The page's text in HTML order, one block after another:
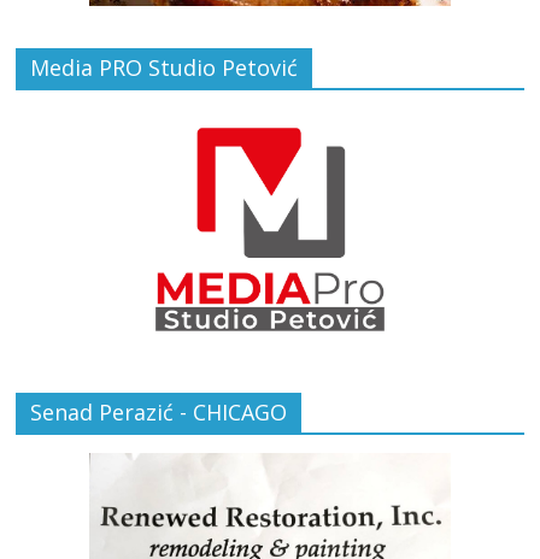
Media PRO Studio Petović
Senad Perazić - CHICAGO